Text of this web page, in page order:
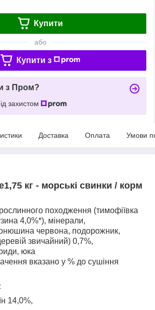
Купити
або
Купити з
з Пром?
захистом
Доставка Оплата Умови
кг - морські свинки / корм
походження (тимофіївка
4,0%*), мінерали,
червона, подорожник,
звичайний) 0,7%,
юка
вказано у % до сушіння
14,0%,